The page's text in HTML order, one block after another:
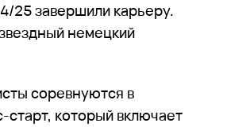
25 завершили карьеру.
немецкий
соревнуются в
старт, который включает